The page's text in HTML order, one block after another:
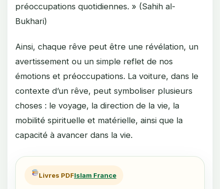
préoccupations quotidiennes. » (Sahih al-
Bukhari)
Ainsi, chaque rêve peut être une révélation, un
avertissement ou un simple reflet de nos
émotions et préoccupations. La voiture, dans le
contexte d’un rêve, peut symboliser plusieurs
choses : le voyage, la direction de la vie, la
mobilité spirituelle et matérielle, ainsi que la
capacité à avancer dans la vie.
Livres PDFIslam France